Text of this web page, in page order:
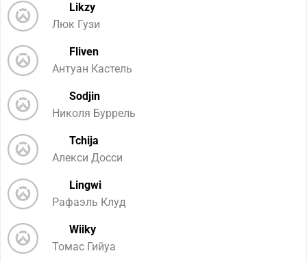
Likzy
Люк Гузи
Fliven
Антуан Кастель
Sodjin
Николя Буррель
Tchija
Алекси Досси
Lingwi
Рафаэль Клуд
Wiiky
Томас Гийуа